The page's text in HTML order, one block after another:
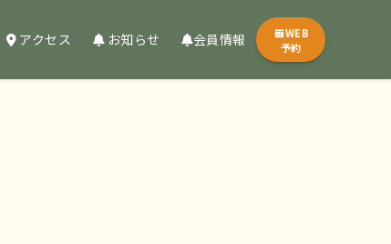
アクセス お知らせ 会員情報
WEB
予約